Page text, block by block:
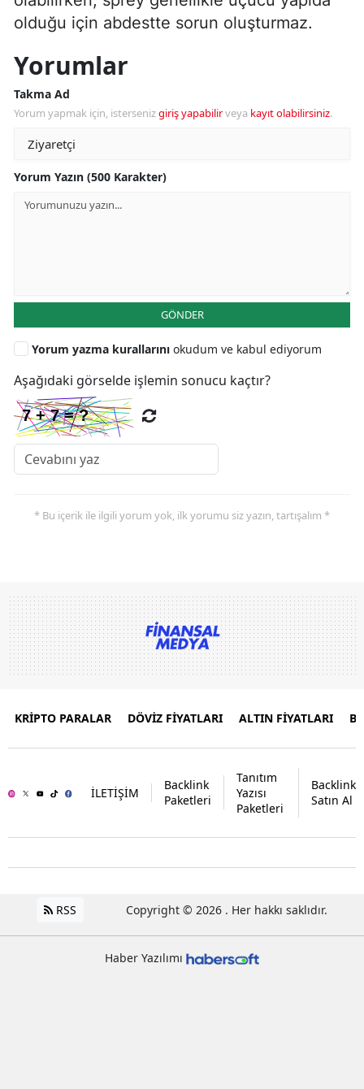
olduğu için abdestte sorun oluşturmaz.
Yorumlar
Takma Ad
Yorum yapmak için, istersenizgiriş yapabilirveya kayıt olabilirsiniz.
Yorum Yazın (500 Karakter)
GÖNDER
Yorum yazma kurallarını okudum ve kabul ediyorum
Aşağıdaki görselde işlemin sonucu kaçtır?
* Bu içerik ile ilgili yorum yok, ilk yorumu siz yazın, tartışalım *
KRİPTO PARALAR DÖVİZ FİYATLARI ALTIN FİYATLARI
İLETİŞİM
Backlink
Paketleri
Tanıtım
Yazısı
Paketleri
Backlink
Satın Al
RSS Copyright © 2026 . Her hakkı saklıdır.
Haber Yazılımı